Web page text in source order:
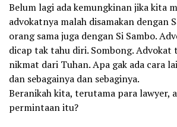
Belum lagi ada kemungkinan jika kita
advokatnya malah disamakan dengan
orang sama juga dengan Si Sambo.
dicap tak tahu diri. Sombong. Advokat
nikmat dari Tuhan. Apa gak ada cara
dan sebagainya dan sebaginya.
Beranikah kita, terutama para lawyer,
permintaan itu?